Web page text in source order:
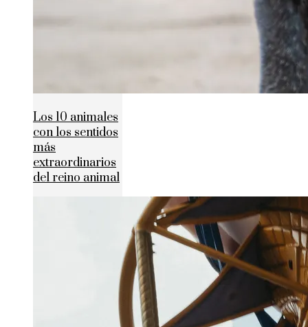
Los 10 animales
con los sentidos
más
extraordinarios
del reino animal